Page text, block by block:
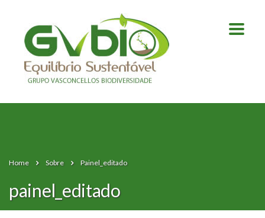
Home Sobre Painel_editado
painel_editado